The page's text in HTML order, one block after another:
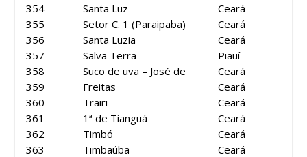
354
355
356
357
358
359
360
361
362
363
Santa Luz
Setor C. 1 (Paraipaba)
Santa Luzia
Salva Terra
Suco de uva – José de
Freitas
Trairi
1ª de Tianguá
Timbó
Timbaúba
Ceará
Ceará
Ceará
Piauí
Ceará
Ceará
Ceará
Ceará
Ceará
Ceará